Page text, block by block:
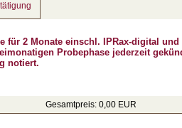
für 2 Monate einschl. IPRax-digital und
Probephase jederzeit
notiert.
Gesamtpreis: 0,00 EUR